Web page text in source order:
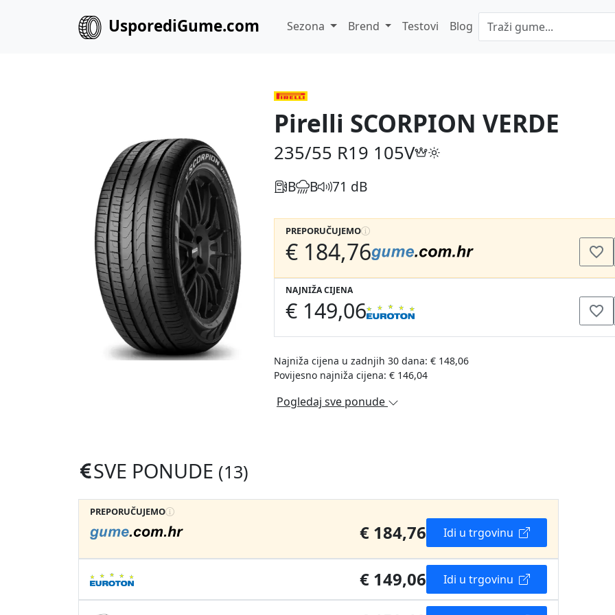
UsporediGume.com Sezona Brend Testovi Blog
Pirelli SCORPION VERDE
235/55 R19 105V
B B 71 dB
PREPORUČUJEMO
€ 184,76
NAJNIŽA CIJENA
€ 149,06
Najniža cijena u zadnjih 30 dana: € 148,06
Povijesno najniža cijena: € 146,04
Pogledaj sve ponude
SVE PONUDE (13)
PREPORUČUJEMO
€ 184,76 Idi u trgovinu
€ 149,06 Idi u trgovinu